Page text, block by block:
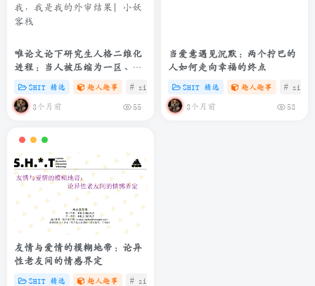
唯论文论下研究生人格二维化
进程：当人被压缩为一区、二
区、在投与退修——我不是
我，我是我的外审结果
SHIT 精选 趣人趣事 # zibll # C # SHIT
3个月前 55
当爱意遇见沉默：两个拧巴的
人如何走向幸福的终点
SHIT 精选 趣人趣事 # zibll
3个月前 53
友情与爱情的模糊地带：论异
性老友间的情感界定
SHIT 精选 趣人趣事 # zibll